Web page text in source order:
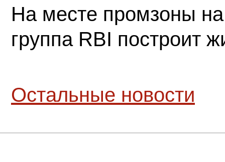
На месте промзоны
группа RBI построит
Остальные новости